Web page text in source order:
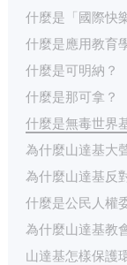
什麼是「國際快
什麼是應用教育
什麼是可明納？
什麼是那可拿？
什麼是無毒世界
為什麼山達基大
為什麼山達基反
什麼是公民人權
為什麼山達基教
山達基怎樣保護